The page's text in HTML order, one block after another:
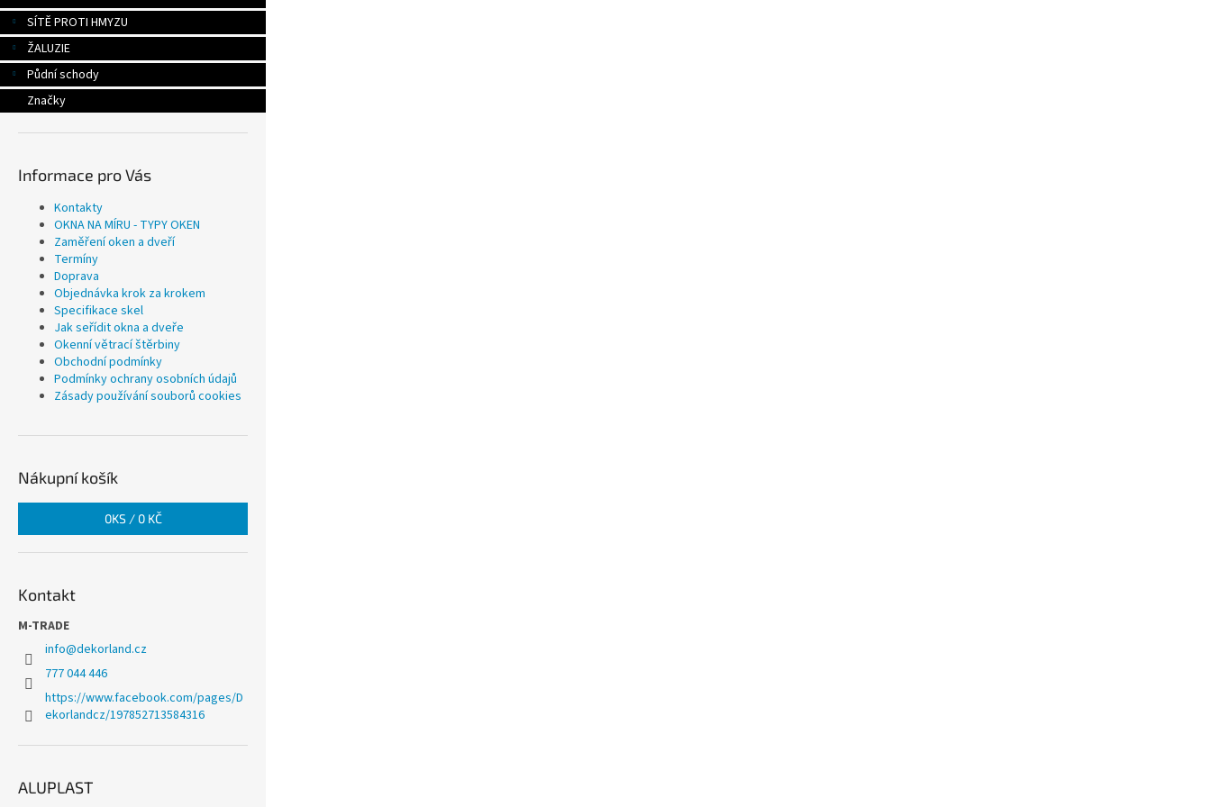
SÍTĚ PROTI HMYZU
ŽALUZIE
Půdní schody
Značky
Informace pro Vás
Kontakty
OKNA NA MÍRU - TYPY OKEN
Zaměření oken a dveří
Termíny
Doprava
Objednávka krok za krokem
Specifikace skel
Jak seřídit okna a dveře
Okenní větrací štěrbiny
Obchodní podmínky
Podmínky ochrany osobních údajů
Zásady používání souborů cookies
Nákupní košík
0KS / 0 KČ
Kontakt
M-TRADE
info@dekorland.cz
777 044 446
https://www.facebook.com/pages/D
ekorlandcz/197852713584316
ALUPLAST